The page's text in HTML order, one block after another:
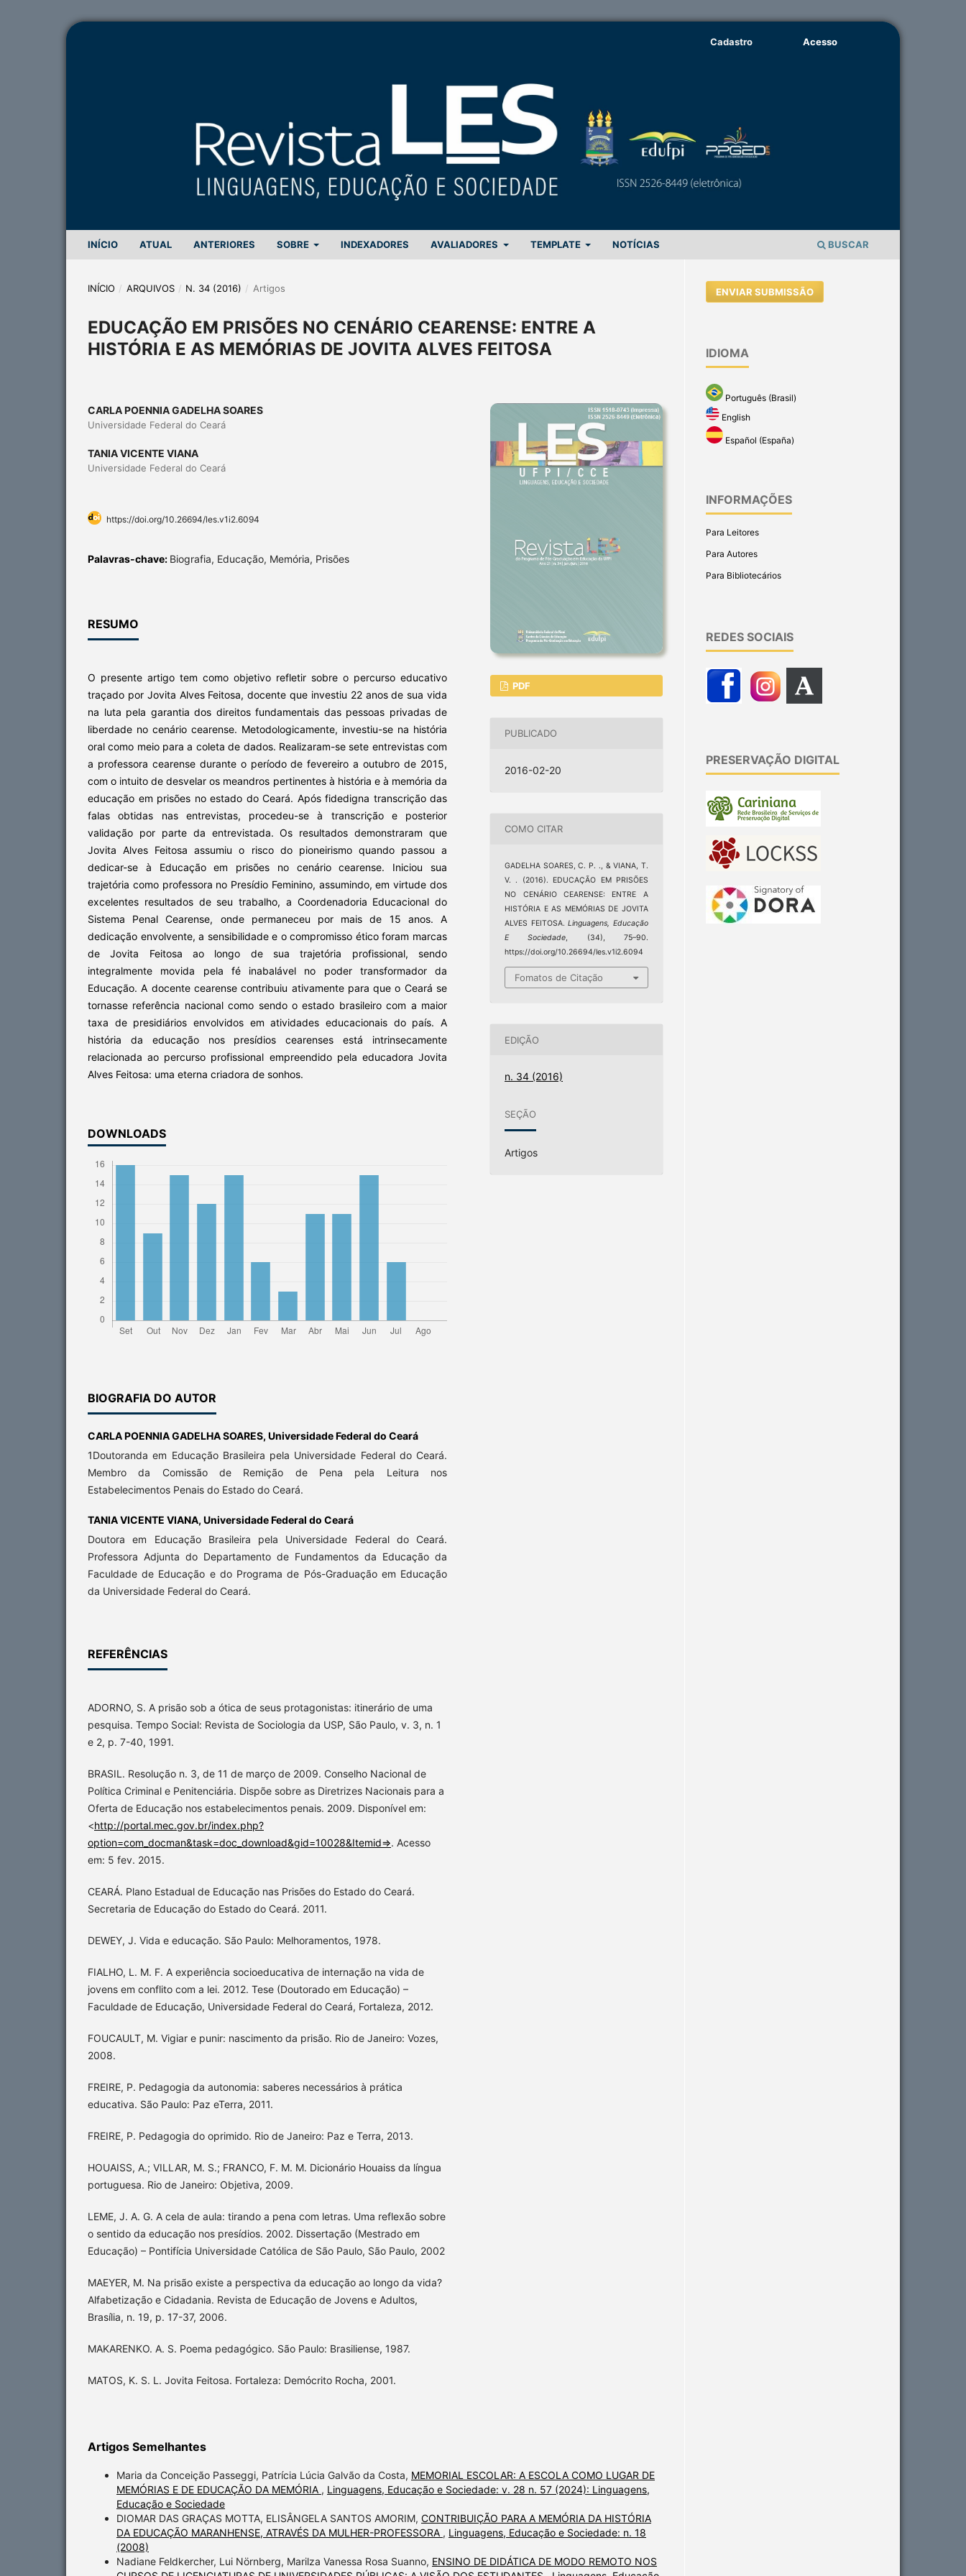
INÍCIO ATUAL ANTERIORES SOBRE INDEXADORES AVALIADORES TEMPLATE NOTÍCIAS BUSCAR
Cadastro Acesso
INÍCIO / ARQUIVOS / N. 34 (2016) / Artigos
EDUCAÇÃO EM PRISÕES NO CENÁRIO CEARENSE: ENTRE A
HISTÓRIA E AS MEMÓRIAS DE JOVITA ALVES FEITOSA
CARLA POENNIA GADELHA SOARES
Universidade Federal do Ceará
TANIA VICENTE VIANA
Universidade Federal do Ceará
https://doi.org/10.26694/les.v1i2.6094
Palavras-chave: Biografia, Educação, Memória, Prisões
RESUMO
O presente artigo tem como objetivo refletir sobre o percurso educativo
traçado por Jovita Alves Feitosa, docente que investiu 22 anos de sua vida
na luta pela garantia dos direitos fundamentais das pessoas privadas de
liberdade no cenário cearense. Metodologicamente, investiu-se na história
oral como meio para a coleta de dados. Realizaram-se sete entrevistas com
a professora cearense durante o período de fevereiro a outubro de 2015,
com o intuito de desvelar os meandros pertinentes à história e à memória da
educação em prisões no estado do Ceará. Após fidedigna transcrição das
falas obtidas nas entrevistas, procedeu-se à transcrição e posterior
validação por parte da entrevistada. Os resultados demonstraram que
Jovita Alves Feitosa assumiu o risco do pioneirismo quando passou a
dedicar-se à Educação em prisões no cenário cearense. Iniciou sua
trajetória como professora no Presídio Feminino, assumindo, em virtude dos
excelentes resultados de seu trabalho, a Coordenadoria Educacional do
Sistema Penal Cearense, onde permaneceu por mais de 15 anos. A
dedicação envolvente, a sensibilidade e o compromisso ético foram marcas
de Jovita Feitosa ao longo de sua trajetória profissional, sendo
integralmente movida pela fé inabalável no poder transformador da
Educação. A docente cearense contribuiu ativamente para que o Ceará se
tornasse referência nacional como sendo o estado brasileiro com a maior
taxa de presidiários envolvidos em atividades educacionais do país. A
história da educação nos presídios cearenses está intrinsecamente
relacionada ao percurso profissional empreendido pela educadora Jovita
Alves Feitosa: uma eterna criadora de sonhos.
DOWNLOADS
BIOGRAFIA DO AUTOR
CARLA POENNIA GADELHA SOARES, Universidade Federal do Ceará
1Doutoranda em Educação Brasileira pela Universidade Federal do Ceará.
Membro da Comissão de Remição de Pena pela Leitura nos
Estabelecimentos Penais do Estado do Ceará.
TANIA VICENTE VIANA, Universidade Federal do Ceará
Doutora em Educação Brasileira pela Universidade Federal do Ceará.
Professora Adjunta do Departamento de Fundamentos da Educação da
Faculdade de Educação e do Programa de Pós-Graduação em Educação
da Universidade Federal do Ceará.
REFERÊNCIAS
ADORNO, S. A prisão sob a ótica de seus protagonistas: itinerário de uma
pesquisa. Tempo Social: Revista de Sociologia da USP, São Paulo, v. 3, n. 1
e 2, p. 7-40, 1991.
BRASIL. Resolução n. 3, de 11 de março de 2009. Conselho Nacional de
Política Criminal e Penitenciária. Dispõe sobre as Diretrizes Nacionais para a
Oferta de Educação nos estabelecimentos penais. 2009. Disponível em:
<http://portal.mec.gov.br/index.php?
option=com_docman&task=doc_download&gid=10028&Itemid=>. Acesso
em: 5 fev. 2015.
CEARÁ. Plano Estadual de Educação nas Prisões do Estado do Ceará.
Secretaria de Educação do Estado do Ceará. 2011.
DEWEY, J. Vida e educação. São Paulo: Melhoramentos, 1978.
FIALHO, L. M. F. A experiência socioeducativa de internação na vida de
jovens em conflito com a lei. 2012. Tese (Doutorado em Educação) –
Faculdade de Educação, Universidade Federal do Ceará, Fortaleza, 2012.
FOUCAULT, M. Vigiar e punir: nascimento da prisão. Rio de Janeiro: Vozes,
2008.
FREIRE, P. Pedagogia da autonomia: saberes necessários à prática
educativa. São Paulo: Paz eTerra, 2011.
FREIRE, P. Pedagogia do oprimido. Rio de Janeiro: Paz e Terra, 2013.
HOUAISS, A.; VILLAR, M. S.; FRANCO, F. M. M. Dicionário Houaiss da língua
portuguesa. Rio de Janeiro: Objetiva, 2009.
LEME, J. A. G. A cela de aula: tirando a pena com letras. Uma reflexão sobre
o sentido da educação nos presídios. 2002. Dissertação (Mestrado em
Educação) – Pontifícia Universidade Católica de São Paulo, São Paulo, 2002
MAEYER, M. Na prisão existe a perspectiva da educação ao longo da vida?
Alfabetização e Cidadania. Revista de Educação de Jovens e Adultos,
Brasília, n. 19, p. 17-37, 2006.
MAKARENKO. A. S. Poema pedagógico. São Paulo: Brasiliense, 1987.
MATOS, K. S. L. Jovita Feitosa. Fortaleza: Demócrito Rocha, 2001.
PDF
PUBLICADO
2016-02-20
COMO CITAR
GADELHA SOARES, C. P. ., & VIANA, T.
V. . (2016). EDUCAÇÃO EM PRISÕES
NO CENÁRIO CEARENSE: ENTRE A
HISTÓRIA E AS MEMÓRIAS DE JOVITA
ALVES FEITOSA.Linguagens, Educação
E Sociedade, (34), 75–90.
https://doi.org/10.26694/les.v1i2.6094
Fomatos de Citação
EDIÇÃO
n. 34 (2016)
SEÇÃO
Artigos
Artigos Semelhantes
Maria da Conceição Passeggi, Patrícia Lúcia Galvão da Costa, MEMORIAL ESCOLAR: A ESCOLA COMO LUGAR DE
MEMÓRIAS E DE EDUCAÇÃO DA MEMÓRIA , Linguagens, Educação e Sociedade: v. 28 n. 57 (2024): Linguagens,
Educação e Sociedade
DIOMAR DAS GRAÇAS MOTTA, ELISÂNGELA SANTOS AMORIM, CONTRIBUIÇÃO PARA A MEMÓRIA DA HISTÓRIA
DA EDUCAÇÃO MARANHENSE, ATRAVÉS DA MULHER-PROFESSORA , Linguagens, Educação e Sociedade: n. 18
(2008)
Nadiane Feldkercher, Lui Nörnberg, Marilza Vanessa Rosa Suanno, ENSINO DE DIDÁTICA DE MODO REMOTO NOS
ENVIAR SUBMISSÃO
IDIOMA
Português (Brasil)
English
Español (España)
INFORMAÇÕES
Para Leitores
Para Autores
Para Bibliotecários
REDES SOCIAIS
PRESERVAÇÃO DIGITAL